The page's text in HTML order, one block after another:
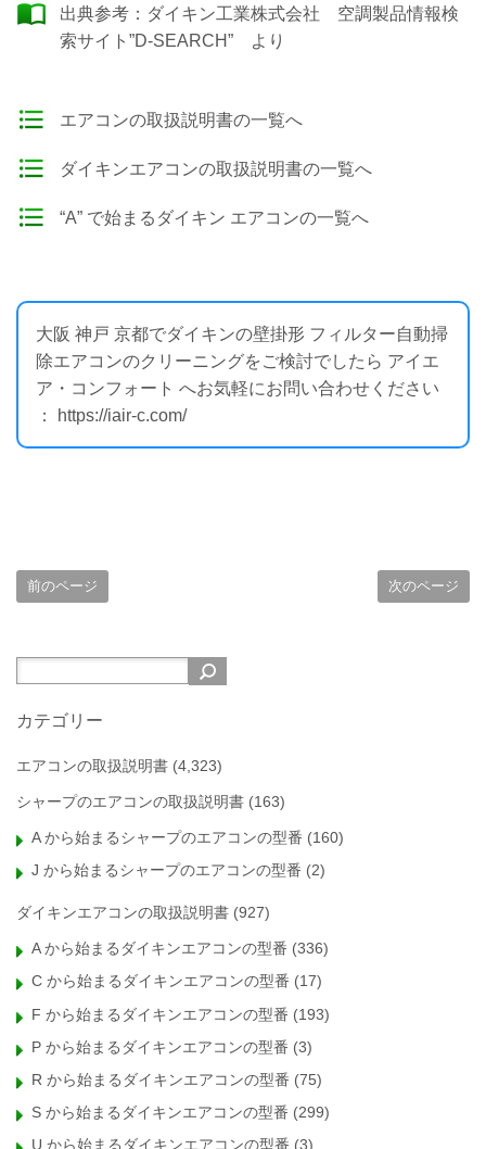
出典参考： ダイキン工業株式会社 空調製品情報検
索サイト”D-SEARCH” より
エアコンの取扱説明書の一覧へ
ダイキンエアコンの取扱説明書の一覧へ
“A” で始まるダイキン エアコンの一覧へ
大阪 神戸 京都でダイキンの壁掛形 フィルター自動掃
除エアコンのクリーニングをご検討でしたら アイエ
ア・コンフォート へお気軽にお問い合わせください
： https://iair-c.com/
前のページ 次のページ
カテゴリー
エアコンの取扱説明書 (4,323)
シャープのエアコンの取扱説明書 (163)
A から始まるシャープのエアコンの型番 (160)
J から始まるシャープのエアコンの型番 (2)
ダイキンエアコンの取扱説明書 (927)
A から始まるダイキンエアコンの型番 (336)
C から始まるダイキンエアコンの型番 (17)
F から始まるダイキンエアコンの型番 (193)
P から始まるダイキンエアコンの型番 (3)
R から始まるダイキンエアコンの型番 (75)
S から始まるダイキンエアコンの型番 (299)
U から始まるダイキンエアコンの型番 (3)